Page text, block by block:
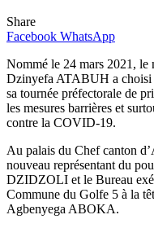
Share
Facebook WhatsApp
Nommé le 24 mars 2021,
Dzinyefa ATABUH a choisi
sa tournée préfectorale de
les mesures barrières et
contre la COVID-19.
Au palais du Chef canton
nouveau représentant du
DZIDZOLI et le Bureau
Commune du Golfe 5 à la
Agbenyega ABOKA.